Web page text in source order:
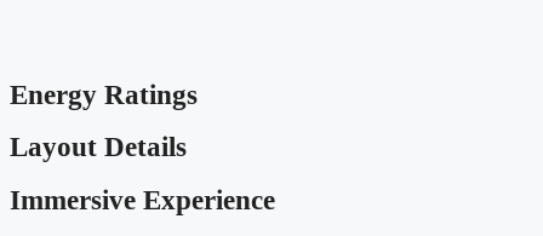
Energy Ratings
Layout Details
Immersive Experience